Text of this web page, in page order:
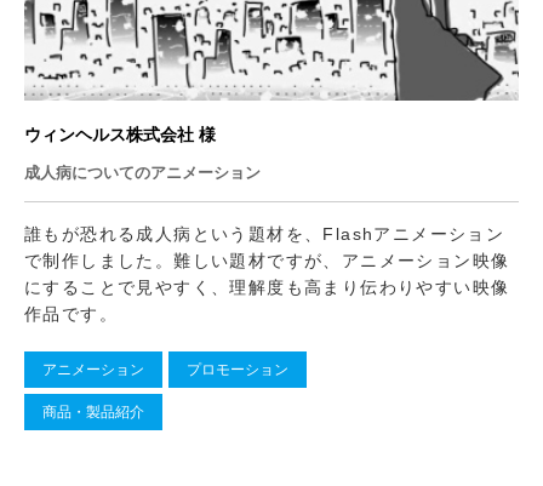
ウィンヘルス株式会社 様
成人病についてのアニメーション
誰もが恐れる成人病という題材を、Flashアニメーション
で制作しました。難しい題材ですが、アニメーション映像
にすることで見やすく、理解度も高まり伝わりやすい映像
作品です。
アニメーション プロモーション
商品・製品紹介